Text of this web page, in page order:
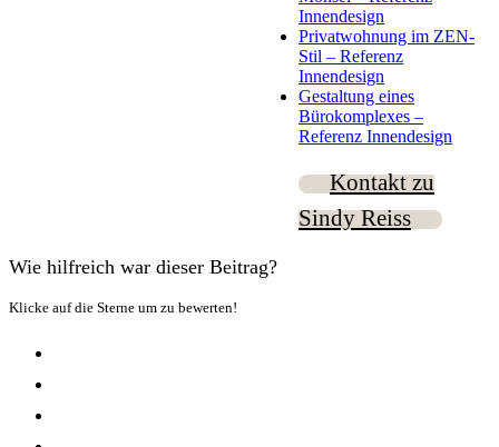
Innendesign
Privatwohnung im ZEN-
Stil – Referenz
Innendesign
Gestaltung eines
Bürokomplexes –
Referenz Innendesign
Kontakt zu
Sindy Reiss
Wie hilfreich war dieser Beitrag?
Klicke auf die Sterne um zu bewerten!